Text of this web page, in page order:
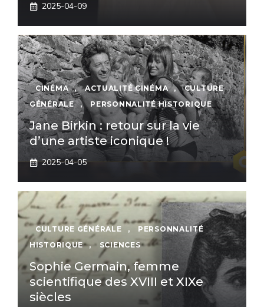
2025-04-09
CINÉMA , ACTUALITÉ CINÉMA ,
CULTURE
GÉNÉRALE
, PERSONNALITÉ HISTORIQUE
Jane Birkin : retour sur la vie
d’une artiste iconique !
2025-04-05
CULTURE GÉNÉRALE ,
PERSONNALITÉ
HISTORIQUE
, SCIENCES
Sophie Germain, femme
scientifique des XVIII et XIXe
siècles